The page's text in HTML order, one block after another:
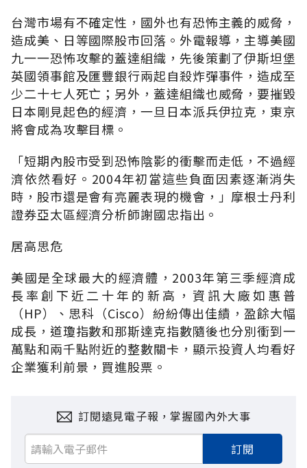
台灣市場有不確定性，國外也有恐怖主義的威脅，
造成美、日等國際股市回落。外電報導，主導美國
九一一恐怖攻擊的蓋達組織，先後策劃了伊斯坦堡
英國領事館及匯豐銀行兩起自殺炸彈事件，造成至
少二十七人死亡；另外，蓋達組織也威脅，要摧毀
日本剛見起色的經濟，一旦日本派兵伊拉克，東京
將會成為攻擊目標。
「短期內股市受到恐怖陰影的衝擊而走低，不過經
濟依然看好。2004年初當這些負面因素逐漸消失
時，股市還是會有亮麗表現的機會，」摩根士丹利
證券亞太區經濟分析師謝國忠指出。
居高思危
美國是全球最大的經濟體，2003年第三季經濟成
長率創下近二十年的新高，資訊大廠如惠普
（HP）、思科（Cisco）紛紛傳出佳績，盈餘大幅
成長，道瓊指數和那斯達克指數隨後也分別衝到一
萬點和兩千點附近的整數關卡，顯示投資人均看好
企業獲利前景，買進股票。
訂閱遠見電子報，掌握國內外大事
訂閱